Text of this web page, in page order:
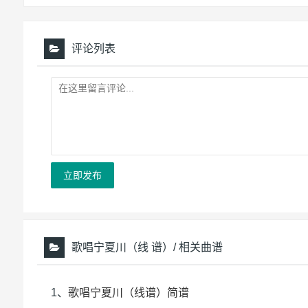
评论列表
立即发布
歌唱宁夏川（线 谱）/ 相关曲谱
1、 歌唱宁夏川（线谱）简谱